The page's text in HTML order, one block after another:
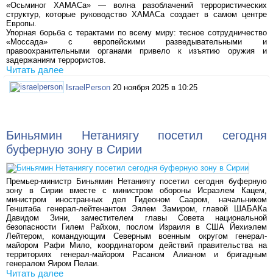
«Осьминог ХАМАСа» — волна разоблачений террористических
структур, которые руководство ХАМАСа создает в самом центре
Европы.
Упорная борьба с терактами по всему миру: тесное сотрудничество
«Моссада» с европейскими разведывательными и
правоохранительными органами привело к изъятию оружия и
задержаниям террористов.
Читать далее
IsraelPerson 20 ноября 2025 в 10:25
Биньямин Нетаниягу посетил сегодня
буферную зону в Сирии
Премьер-министр Биньямин Нетаниягу посетил сегодня буферную
зону в Сирии вместе с министром обороны Исраэлем Кацем,
министром иностранных дел Гидеоном Сааром, начальником
Генштаба генерал-лейтенантом Эялем Замиром, главой ШАБАКа
Давидом Зини, заместителем главы Совета национальной
безопасности Гилем Райхом, послом Израиля в США Йехиэлем
Лейтером, командующим Северным военным округом генерал-
майором Рафи Мило, координатором действий правительства на
территориях генерал-майором Расаном Алианом и бригадным
генералом Яиром Пелаи.
Читать далее